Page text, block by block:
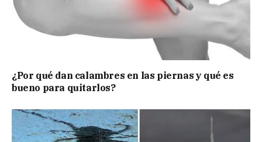
¿Por qué dan calambres en las piernas y qué es
bueno para quitarlos?